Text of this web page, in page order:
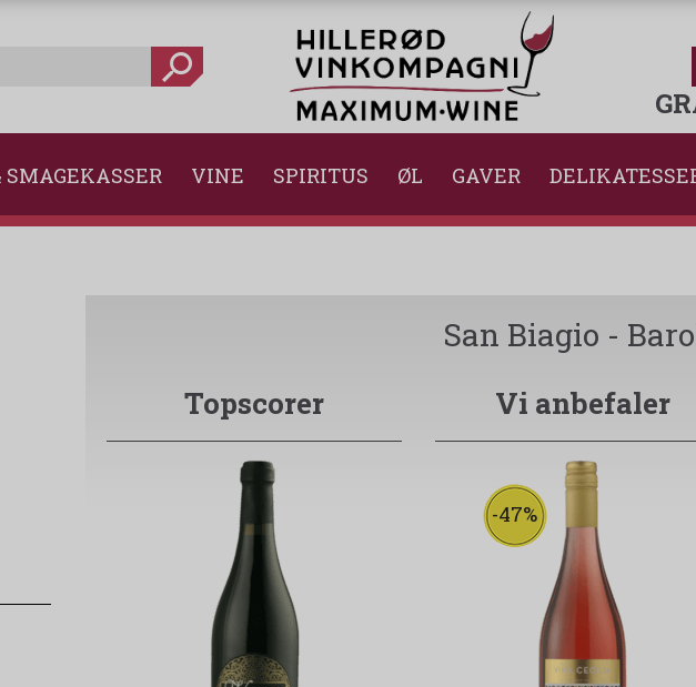
VINE SPIRITUS ØL GAVER
San Biagio -
Topscorer
-47%
Vi anbefaler
-47%